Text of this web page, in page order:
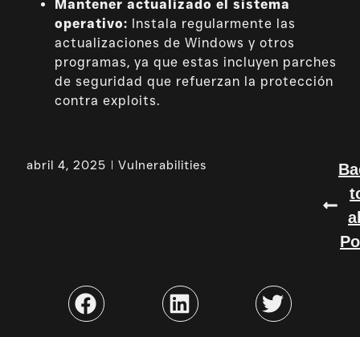
Mantener actualizado el sistema
operativo: Instala regularmente las
actualizaciones de Windows y otros
programas, ya que estas incluyen parches
de seguridad que refuerzan la protección
contra exploits.
abril 4, 2025 Vulnerabilities